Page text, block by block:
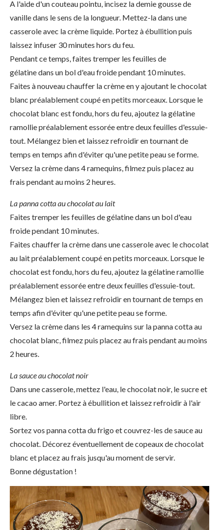
A l'aide d'un couteau pointu, incisez la demie gousse de
vanille dans le sens de la longueur. Mettez-la dans une
casserole avec la crème liquide. Portez à ébullition puis
laissez infuser 30 minutes hors du feu.
Pendant ce temps, faites tremper les feuilles de
gélatine dans un bol d'eau froide pendant 10 minutes.
Faites à nouveau chauffer la crème en y ajoutant le chocolat
blanc préalablement coupé en petits morceaux. Lorsque le
chocolat blanc est fondu, hors du feu, ajoutez la gélatine
ramollie préalablement essorée entre deux feuilles d'essuie-
tout. Mélangez bien et laissez refroidir en tournant de
temps en temps afin d'éviter qu'une petite peau se forme.
Versez la crème dans 4 ramequins, filmez puis placez au
frais pendant au moins 2 heures.
La panna cotta au chocolat au lait
Faites tremper les feuilles de gélatine dans un bol d'eau
froide pendant 10 minutes.
Faites chauffer la crème dans une casserole avec le chocolat
au lait préalablement coupé en petits morceaux. Lorsque le
chocolat est fondu, hors du feu, ajoutez la gélatine ramollie
préalablement essorée entre deux feuilles d'essuie-tout.
Mélangez bien et laissez refroidir en tournant de temps en
temps afin d'éviter qu'une petite peau se forme.
Versez la crème dans les 4 ramequins sur la panna cotta au
chocolat blanc, filmez puis placez au frais pendant au moins
2 heures.
La sauce au chocolat noir
Dans une casserole, mettez l'eau, le chocolat noir, le sucre et
le cacao amer. Portez à ébullition et laissez refroidir à l'air
libre.
Sortez vos panna cotta du frigo et couvrez-les de sauce au
chocolat. Décorez éventuellement de copeaux de chocolat
blanc et placez au frais jusqu'au moment de servir.
Bonne dégustation !